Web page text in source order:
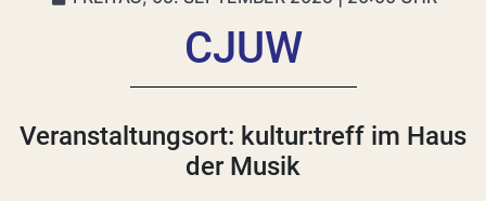
CJUW
Veranstaltungsort: kultur:treff im Haus
der Musik